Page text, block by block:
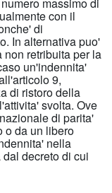
con il
di
In alternativa puo'
retribuita per la
un'indennita'
9,
di ristoro della
svolta. Ove
di parita'
o da un libero
nella
decreto di cui